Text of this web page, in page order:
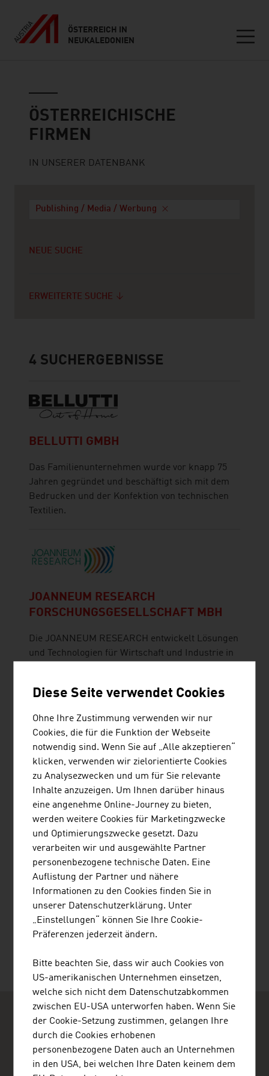
ÖSTERREICH IN
NEUKALEDONIEN
ÖSTERREICHISCHE
FIRMEN
IN UNSERER DATENBANK
Publishing / Media / Werbung
NEUE SUCHE
ERWEITERTE SUCHE
4 SUCHERGEBNISSE
BELLUTTI GMBH
Das Familienunternehmen wurde vor knapp 75
Jahren gegründet und beschäftigt sich mit dem
Bedrucken und der Konfektion von technischen
Textilien.
JOANNEUM RESEARCH
FORSCHUNGSGESELLSCHAFT MBH
Die JOANNEUM RESEARCH entwickelt Lösungen
und Technologien für Wirtschaft und Industrie in
TOPPAN DIGITAL LANGUAGE GMBH
TOPPAN Digital Language GmbH ist eine
mehrfach ISO-zertifizierte Übersetzungsagentur
(ISO 13485, ISO 17100, ISO 9001, ISO 18587) mit
Expertise in den Bereichen Life Sciences,
Maschinenbau und Software.
WACKS MARTIN BORIS MAG.
Diese Seite verwendet Cookies
Ohne Ihre Zustimmung verwenden wir nur
Cookies, die für die Funktion der Webseite
notwendig sind. Wenn Sie auf „Alle akzeptieren“
klicken, verwenden wir zielorientierte Cookies
zu Analysezwecken und um für Sie relevante
Inhalte anzuzeigen. Um Ihnen darüber hinaus
eine angenehme Online-Journey zu bieten,
werden weitere Cookies für Marketingzwecke
und Optimierungszwecke gesetzt. Dazu
verarbeiten wir und ausgewählte Partner
personenbezogene technische Daten. Eine
Auflistung der Partner und nähere
Informationen zu den Cookies finden Sie in
unserer Datenschutzerklärung. Unter
„Einstellungen“ können Sie Ihre Cookie-
Präferenzen jederzeit ändern.
Bitte beachten Sie, dass wir auch Cookies von
US-amerikanischen Unternehmen einsetzen,
welche sich nicht dem Datenschutzabkommen
zwischen EU-USA unterworfen haben. Wenn Sie
der Cookie-Setzung zustimmen, gelangen Ihre
durch die Cookies erhobenen
personenbezogene Daten auch an Unternehmen
in den USA, bei welchen Ihre Daten keinem dem